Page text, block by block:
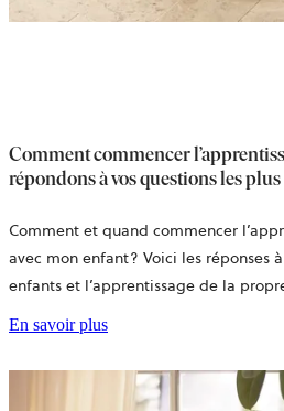
Comment commencer
répondons à vos questions les
Comment et quand commencer
avec mon enfant? Voici les réponses
enfants et l’apprentissage de la
En savoir plus